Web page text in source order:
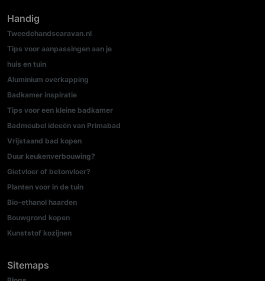
Handig
Tweedehandscaravan.nl
Tips voor aanpassingen aan je
huis en tuin
Aluminium overkapping
Badkamer inspiratie
Tips voor een kleine badkamer
Badmeubel ideeën van Primabad
Vrijstaand bad kopen
Duur keukenverbouwing?
Gietvloer of betonvloer?
Planten voor in de tuin
Bio-ethanol haarden
Bouwgrond kopen
Kunststof kozijnen
Sitemaps